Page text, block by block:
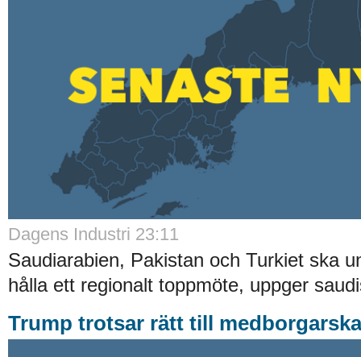
Dagens Industri 23:11
Saudiarabien, Pakistan och Turkiet ska
hålla ett regionalt toppmöte, uppger
Trump trotsar rätt till